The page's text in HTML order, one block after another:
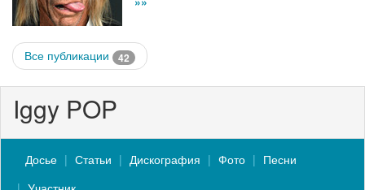
Все публикации 42
Iggy POP
Досье Статьи Дискография Фото
Песни